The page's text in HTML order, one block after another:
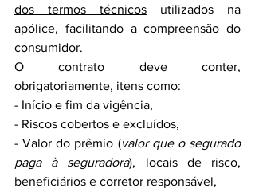
dos termos técnicos utilizados na
apólice, facilitando a compreensão do
consumidor.
O contrato deve conter,
obrigatoriamente, itens como:
- Início e fim da vigência,
- Riscos cobertos e excluídos,
- Valor do prêmio (valor que o segurado
paga à seguradora), locais de risco,
beneficiários e corretor responsável,